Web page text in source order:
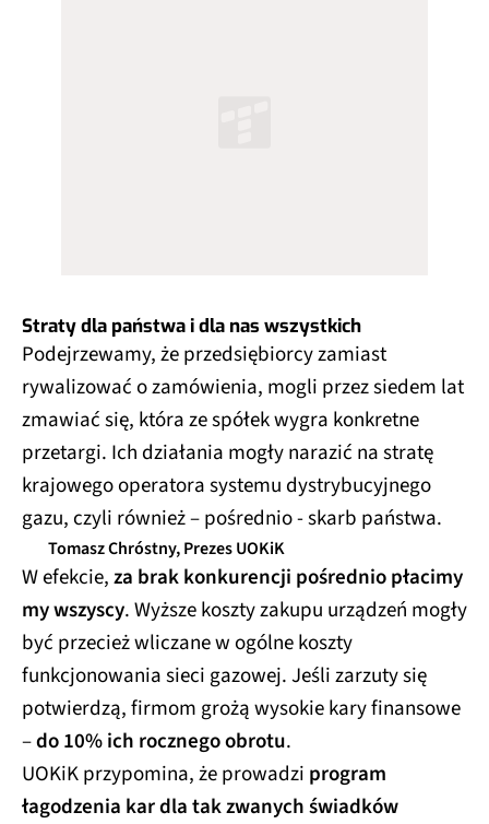
Straty dla państwa i dla nas wszystkich
Podejrzewamy, że przedsiębiorcy zamiast
rywalizować o zamówienia, mogli przez siedem lat
zmawiać się, która ze spółek wygra konkretne
przetargi. Ich działania mogły narazić na stratę
krajowego operatora systemu dystrybucyjnego
gazu, czyli również – pośrednio - skarb państwa.
Tomasz Chróstny, Prezes UOKiK
W efekcie,za brak konkurencji pośrednio płacimy
my wszyscy. Wyższe koszty zakupu urządzeń mogły
być przecież wliczane w ogólne koszty
funkcjonowania sieci gazowej. Jeśli zarzuty się
potwierdzą, firmom grożą wysokie kary finansowe
–do 10% ich rocznego obrotu.
UOKiK przypomina, że prowadzi program
łagodzenia kar dla tak zwanych świadków